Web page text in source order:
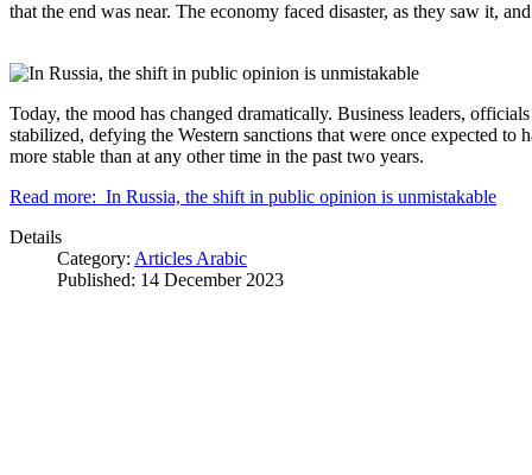
that the end was near. The economy faced disaster, as they saw it,
Today, the mood has changed dramatically. Business leaders,
stabilized, defying the Western sanctions that were once expected to
more stable than at any other time in the past two years.
Read more: In Russia, the shift in public opinion is unmistakable
Details
Category: Articles Arabic
Published: 14 December 2023